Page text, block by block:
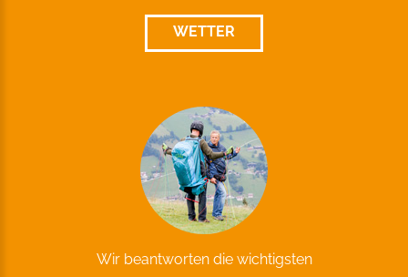
WETTER
Wir beantworten die wichtigsten